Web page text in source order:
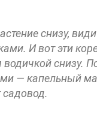
снизу,
И вот эти
водичкой снизу.
— капельный
садовод.